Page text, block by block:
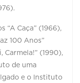
“A Caça” (1966),
100 Anos”
Carmela!” (1990),
de uma
e o Instituto